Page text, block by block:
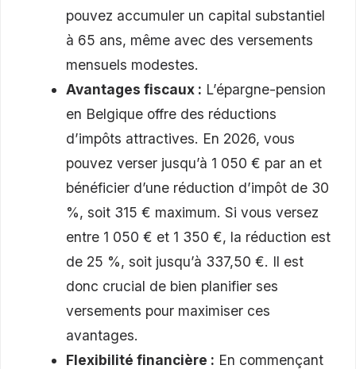
pouvez accumuler un capital substantiel
à 65 ans, même avec des versements
mensuels modestes.
Avantages fiscaux : L’épargne-pension
en Belgique offre des réductions
d’impôts attractives. En 2026, vous
pouvez verser jusqu’à 1 050 € par an et
bénéficier d’une réduction d’impôt de 30
%, soit 315 € maximum. Si vous versez
entre 1 050 € et 1 350 €, la réduction est
de 25 %, soit jusqu’à 337,50 €. Il est
donc crucial de bien planifier ses
versements pour maximiser ces
avantages.
Flexibilité financière : En commençant